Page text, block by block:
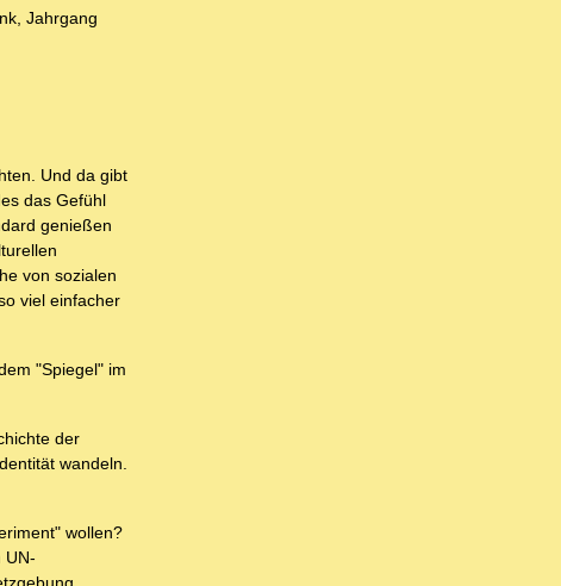
Jahrgang
Und da gibt
das Gefühl
genießen
von sozialen
viel einfacher
"Spiegel" im
der
wandeln.
wollen?
UN-